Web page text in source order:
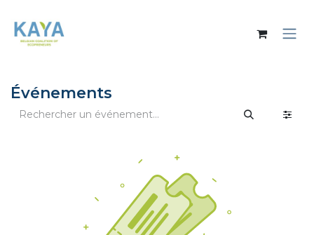
Événements